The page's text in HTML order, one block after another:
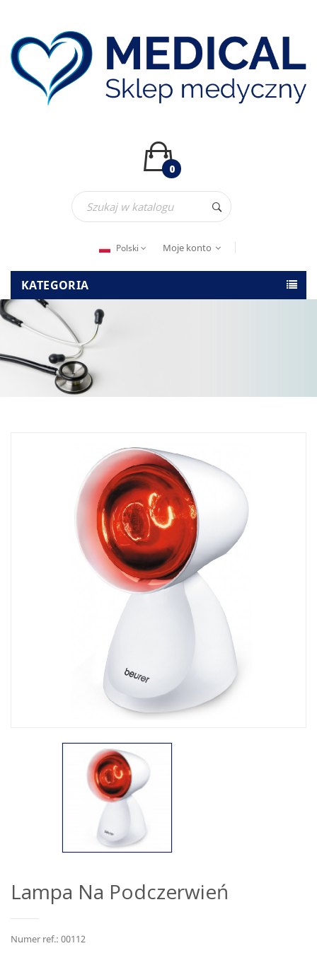
0
Polski Moje konto
KATEGORIA
Lampa Na Podczerwień
Numer ref.: 00112